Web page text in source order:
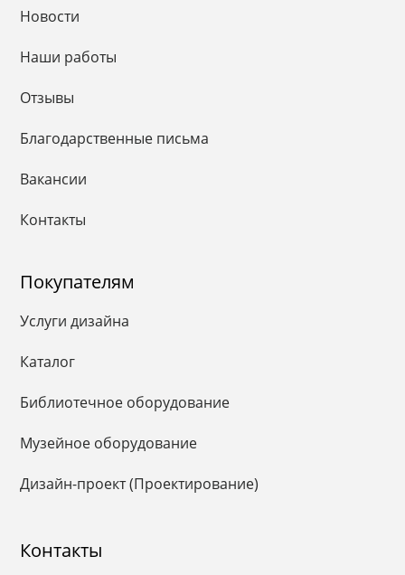
Новости
Наши работы
Отзывы
Благодарственные письма
Вакансии
Контакты
Покупателям
Услуги дизайна
Каталог
Библиотечное оборудование
Музейное оборудование
Дизайн-проект (Проектирование)
Контакты